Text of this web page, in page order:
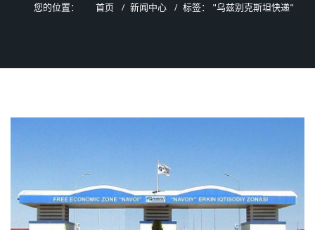
您的位置： 首页 新闻中心 标签： "乌兹别克斯坦快递"